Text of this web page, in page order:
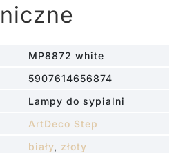
MP8872 white
5907614656874
Lampy do sypialni
ArtDeco Step
biały, złoty